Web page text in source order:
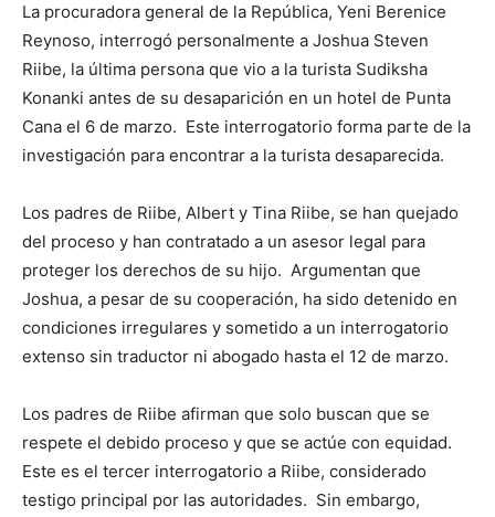
La procuradora general de la República, Yeni Berenice
Reynoso, interrogó personalmente a Joshua Steven
Riibe, la última persona que vio a la turista Sudiksha
Konanki antes de su desaparición en un hotel de Punta
Cana el 6 de marzo. Este interrogatorio forma parte de la
investigación para encontrar a la turista desaparecida.
Los padres de Riibe, Albert y Tina Riibe, se han quejado
del proceso y han contratado a un asesor legal para
proteger los derechos de su hijo. Argumentan que
Joshua, a pesar de su cooperación, ha sido detenido en
condiciones irregulares y sometido a un interrogatorio
extenso sin traductor ni abogado hasta el 12 de marzo.
Los padres de Riibe afirman que solo buscan que se
respete el debido proceso y que se actúe con equidad.
Este es el tercer interrogatorio a Riibe, considerado
testigo principal por las autoridades. Sin embargo,